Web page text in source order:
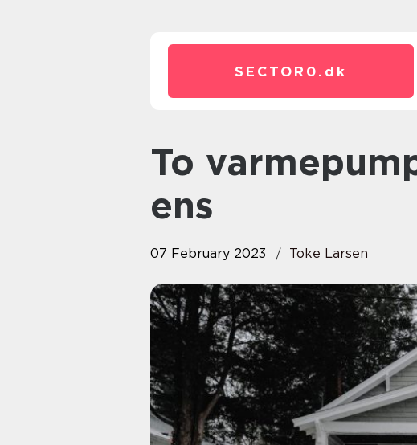
SECTOR0. dk
To varmepumper er ikke altid
ens
07 February 2023 Toke Larsen